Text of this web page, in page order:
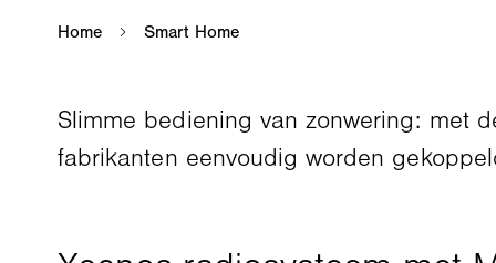
Slimme bediening van zonwering: met
fabrikanten eenvoudig worden